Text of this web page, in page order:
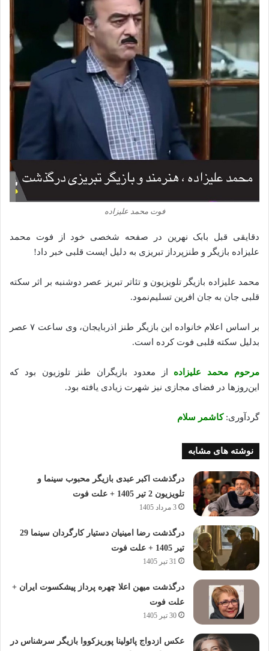
فوت محمد علیزاده
دقایقی قبل بابک نهرین در صفحه شخصی خود از فوت محمد
علیزاده بازیگر و طنزپرداز تبریزی به دلیل ایست قلبی خبر داد!
محمد علیزاده بازیگر تلویزیون و تئاتر تبریز عصر دوشنبه بر اثر سکته
قلبی جان به جان افرین تسلیم‌نمود.
بر اساس اعلام خانواده این بازیگر طنز اذربایجان، وی ساعت ۷ عصر
بدلیل سکته قلبی فوت کرده است.
مرحوم محمد علیزاده از معدود بازیگران طنز تلوزیون بود که
این‌روزها در فضای مجازی نیز شهرت زیادی یافته بود.
گردآوری:کاشمر سلام
نوشته های مشابه
درگذشت اکبر عبدی بازیگر محبوب سینما و
تلویزیون 2 تیر 1405 + علت فوت
3 مرداد 1405
درگذشت رضا امینیان دستیار کارگردان سینما 29
تیر 1405 + علت فوت
31 تیر 1405
درگذشت میهن اعلا چهره پرداز پیشکسوت ایران +
علت فوت
30 تیر 1405
عکس ازدواج پائولینا پوریزکووا بازیگر سرشناس در